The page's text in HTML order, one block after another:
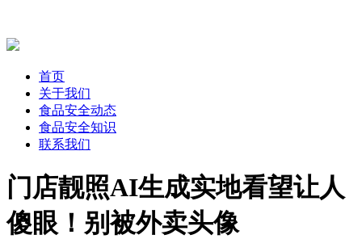
首页
关于我们
食品安全动态
食品安全知识
联系我们
门店靓照AI生成实地看望让人
傻眼！别被外卖头像